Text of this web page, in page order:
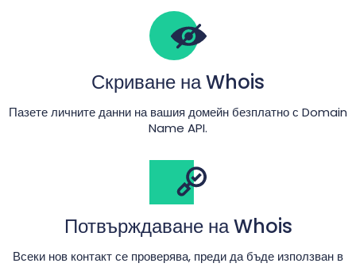
Скриване на Whois
Пазете личните данни на вашия домейн безплатно с Domain
Name API.
Потвърждаване на Whois
Всеки нов контакт се проверява, преди да бъде използван в